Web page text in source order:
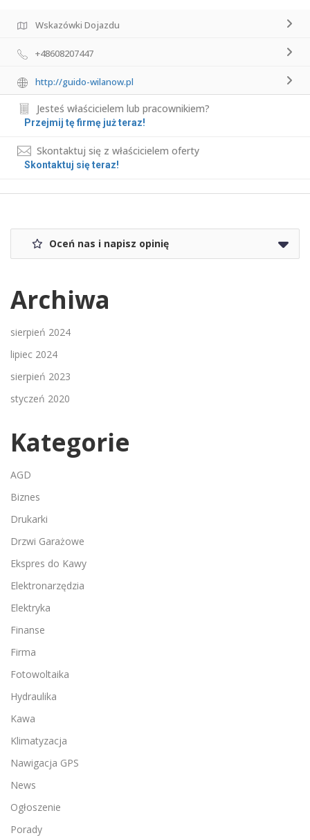
Wskazówki Dojazdu
+48608207447
http://guido-wilanow.pl
Jesteś właścicielem lub pracownikiem?
Przejmij tę firmę już teraz!
Skontaktuj się z właścicielem oferty
Skontaktuj się teraz!
Oceń nas i napisz opinię
Archiwa
sierpień 2024
lipiec 2024
sierpień 2023
styczeń 2020
Kategorie
AGD
Biznes
Drukarki
Drzwi Garażowe
Ekspres do Kawy
Elektronarzędzia
Elektryka
Finanse
Firma
Fotowoltaika
Hydraulika
Kawa
Klimatyzacja
Nawigacja GPS
News
Ogłoszenie
Porady